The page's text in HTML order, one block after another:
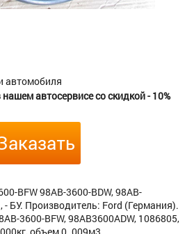
автомобиля
автосервисе со скидкой - 10%
BFW 98AB-3600-BDW, 98AB-
- БУ. Производитель: Ford (Германия).
3600-BFW, 98AB3600ADW, 1086805,